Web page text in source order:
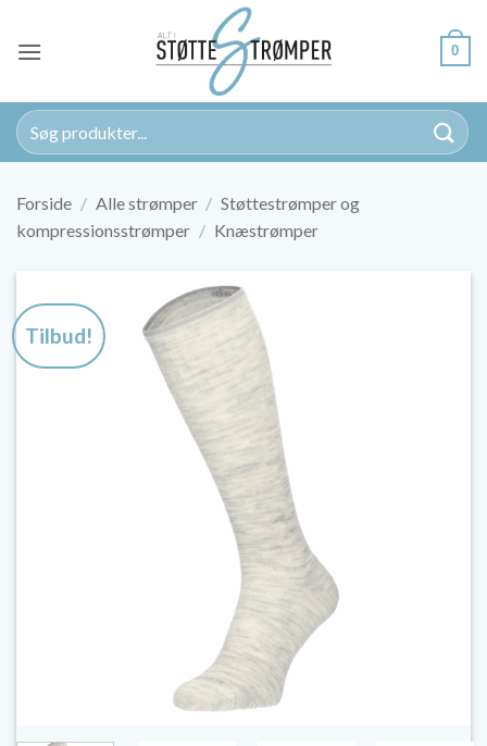
indhold
0
Søg
efter:
Forside / Alle strømper / Støttestrømper og
kompressionsstrømper / Knæstrømper
Tilbud!